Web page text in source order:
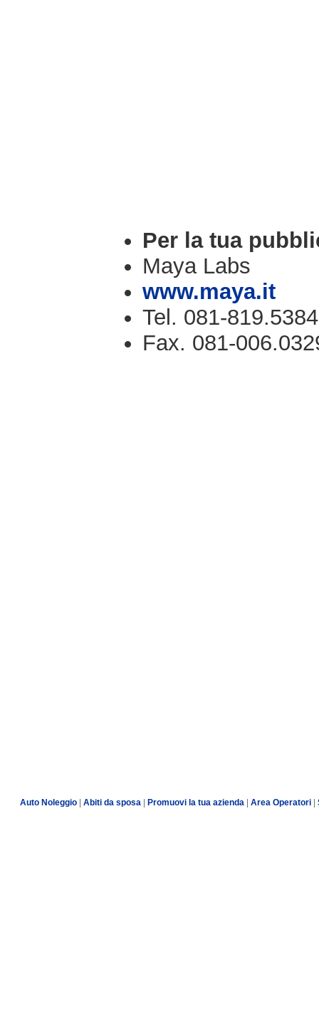
Per la tua
Maya Labs
www.maya.it
Tel. 081-819.5384
Fax. 081-
Auto Noleggio Abiti da sposa Promuovi la tua azienda Area Operatori